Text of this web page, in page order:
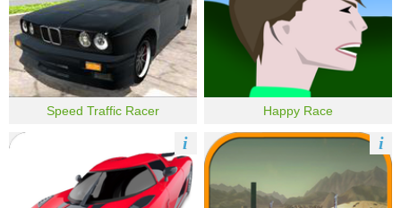
Speed Traffic Racer Happy Race
i i